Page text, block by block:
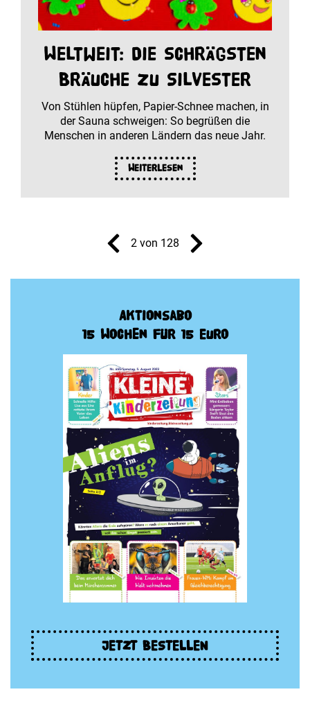
Weltweit: Die schrägsten
Bräuche zu Silvester
Von Stühlen hüpfen, Papier-Schnee machen, in
der Sauna schweigen: So begrüßen die
Menschen in anderen Ländern das neue Jahr.
Weiterlesen
2 von 128
Aktionsabo
15 Wochen für 15 Euro
JETZT BESTELLEN